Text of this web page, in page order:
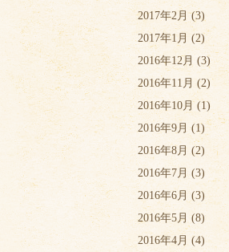
2017年2月 (3)
2017年1月 (2)
2016年12月 (3)
2016年11月 (2)
2016年10月(1)
2016年9月 (1)
2016年8月 (2)
2016年7月 (3)
2016年6月(3)
2016年5月 (8)
2016年4月 (4)